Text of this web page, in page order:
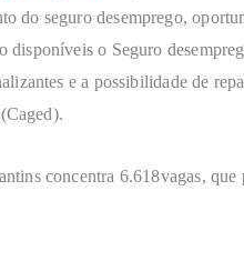
do seguro desemprego,
disponíveis o Seguro
e a possibilidade de
concentra 6.618vagas,